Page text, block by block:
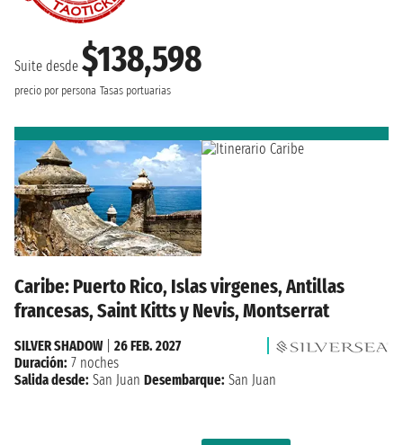
Suite desde $138,598
precio por persona Tasas portuarias
Caribe: Puerto Rico, Islas virgenes, Antillas
francesas, Saint Kitts y Nevis, Montserrat
SILVER SHADOW| 26 FEB. 2027
Duración: 7 noches
Salida desde: San Juan Desembarque: San Juan